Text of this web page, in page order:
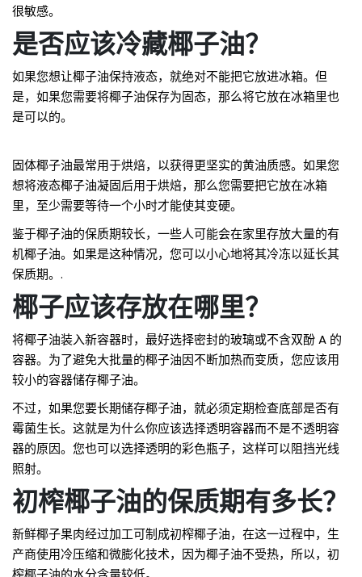
很敏感。
是否应该冷藏椰子油？
如果您想让椰子油保持液态，就绝对不能把它放进冰箱。但
是，如果您需要将椰子油保存为固态，那么将它放在冰箱里也
是可以的。
固体椰子油最常用于烘焙，以获得更坚实的黄油质感。如果您
想将液态椰子油凝固后用于烘焙，那么您需要把它放在冰箱
里，至少需要等待一个小时才能使其变硬。
鉴于椰子油的保质期较长，一些人可能会在家里存放大量的有
机椰子油。如果是这种情况，您可以小心地将其冷冻以延长其
保质期。.
椰子应该存放在哪里？
将椰子油装入新容器时，最好选择密封的玻璃或不含双酚 A 的
容器。为了避免大批量的椰子油因不断加热而变质，您应该用
较小的容器储存椰子油。
不过，如果您要长期储存椰子油，就必须定期检查底部是否有
霉菌生长。这就是为什么你应该选择透明容器而不是不透明容
器的原因。您也可以选择透明的彩色瓶子，这样可以阻挡光线
照射。
初榨椰子油的保质期有多长？
新鲜椰子果肉经过加工可制成初榨椰子油，在这一过程中，生
产商使用冷压缩和微膨化技术，因为椰子油不受热，所以，初